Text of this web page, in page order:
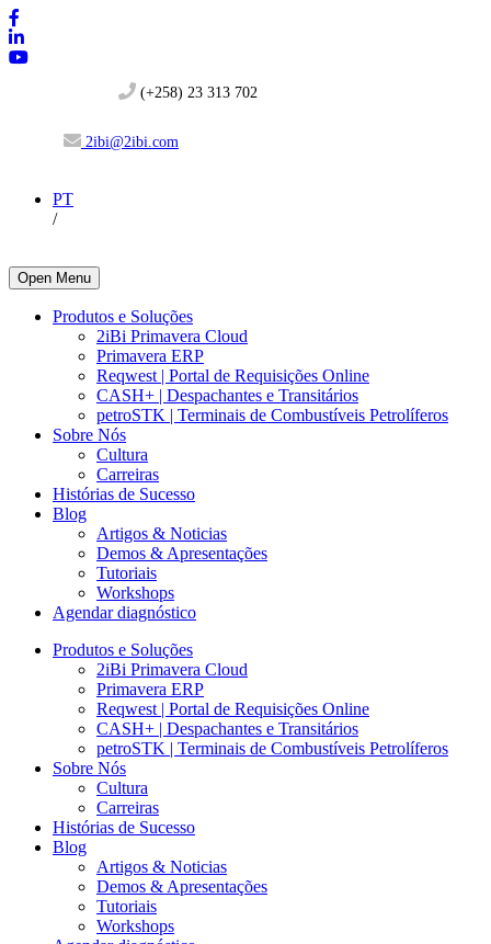
(+258) 23 313 702
2ibi@2ibi.com
PT
/
Open Menu
Produtos e Soluções
2iBi Primavera Cloud
Primavera ERP
Reqwest | Portal de Requisições Online
CASH+ | Despachantes e Transitários
petroSTK | Terminais de Combustíveis Petrolíferos
Sobre Nós
Cultura
Carreiras
Histórias de Sucesso
Blog
Artigos & Noticias
Demos & Apresentações
Tutoriais
Workshops
Agendar diagnóstico
Produtos e Soluções
2iBi Primavera Cloud
Primavera ERP
Reqwest | Portal de Requisições Online
CASH+ | Despachantes e Transitários
petroSTK | Terminais de Combustíveis Petrolíferos
Sobre Nós
Cultura
Carreiras
Histórias de Sucesso
Blog
Artigos & Noticias
Demos & Apresentações
Tutoriais
Workshops